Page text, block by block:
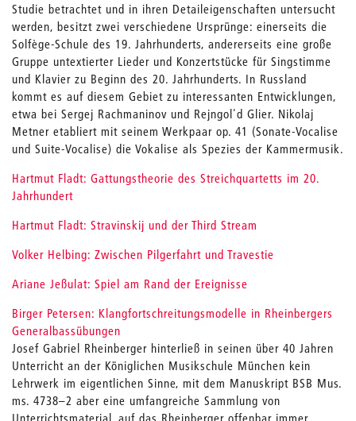
Studie betrachtet und in ihren Detaileigenschaften untersucht
werden, besitzt zwei verschiedene Ursprünge: einerseits die
Solfège-Schule des 19. Jahrhunderts, andererseits eine große
Gruppe untextierter Lieder und Konzertstücke für Singstimme
und Klavier zu Beginn des 20. Jahrhunderts. In Russland
kommt es auf diesem Gebiet zu interessanten Entwicklungen,
etwa bei Sergej Rachmaninov und Rejngol'd Glier. Nikolaj
Metner etabliert mit seinem Werkpaar op. 41 (Sonate-Vocalise
und Suite-Vocalise) die Vokalise als Spezies der Kammermusik.
Hartmut Fladt: Gattungstheorie des Streichquartetts im 20.
Jahrhundert
Hartmut Fladt: Stravinskij und der Third Stream
Volker Helbing: Zwischen Pilgerfahrt und Travestie
Ariane Jeßulat: Spiel am Rand der Ereignisse
Birger Petersen: Klangfortschreitungsmodelle in Rheinbergers
Generalbassübungen
Josef Gabriel Rheinberger hinterließ in seinen über 40 Jahren
Unterricht an der Königlichen Musikschule München kein
Lehrwerk im eigentlichen Sinne, mit dem Manuskript BSB Mus.
ms. 4738–2 aber eine umfangreiche Sammlung von
Unterrichtsmaterial, auf das Rheinberger offenbar immer